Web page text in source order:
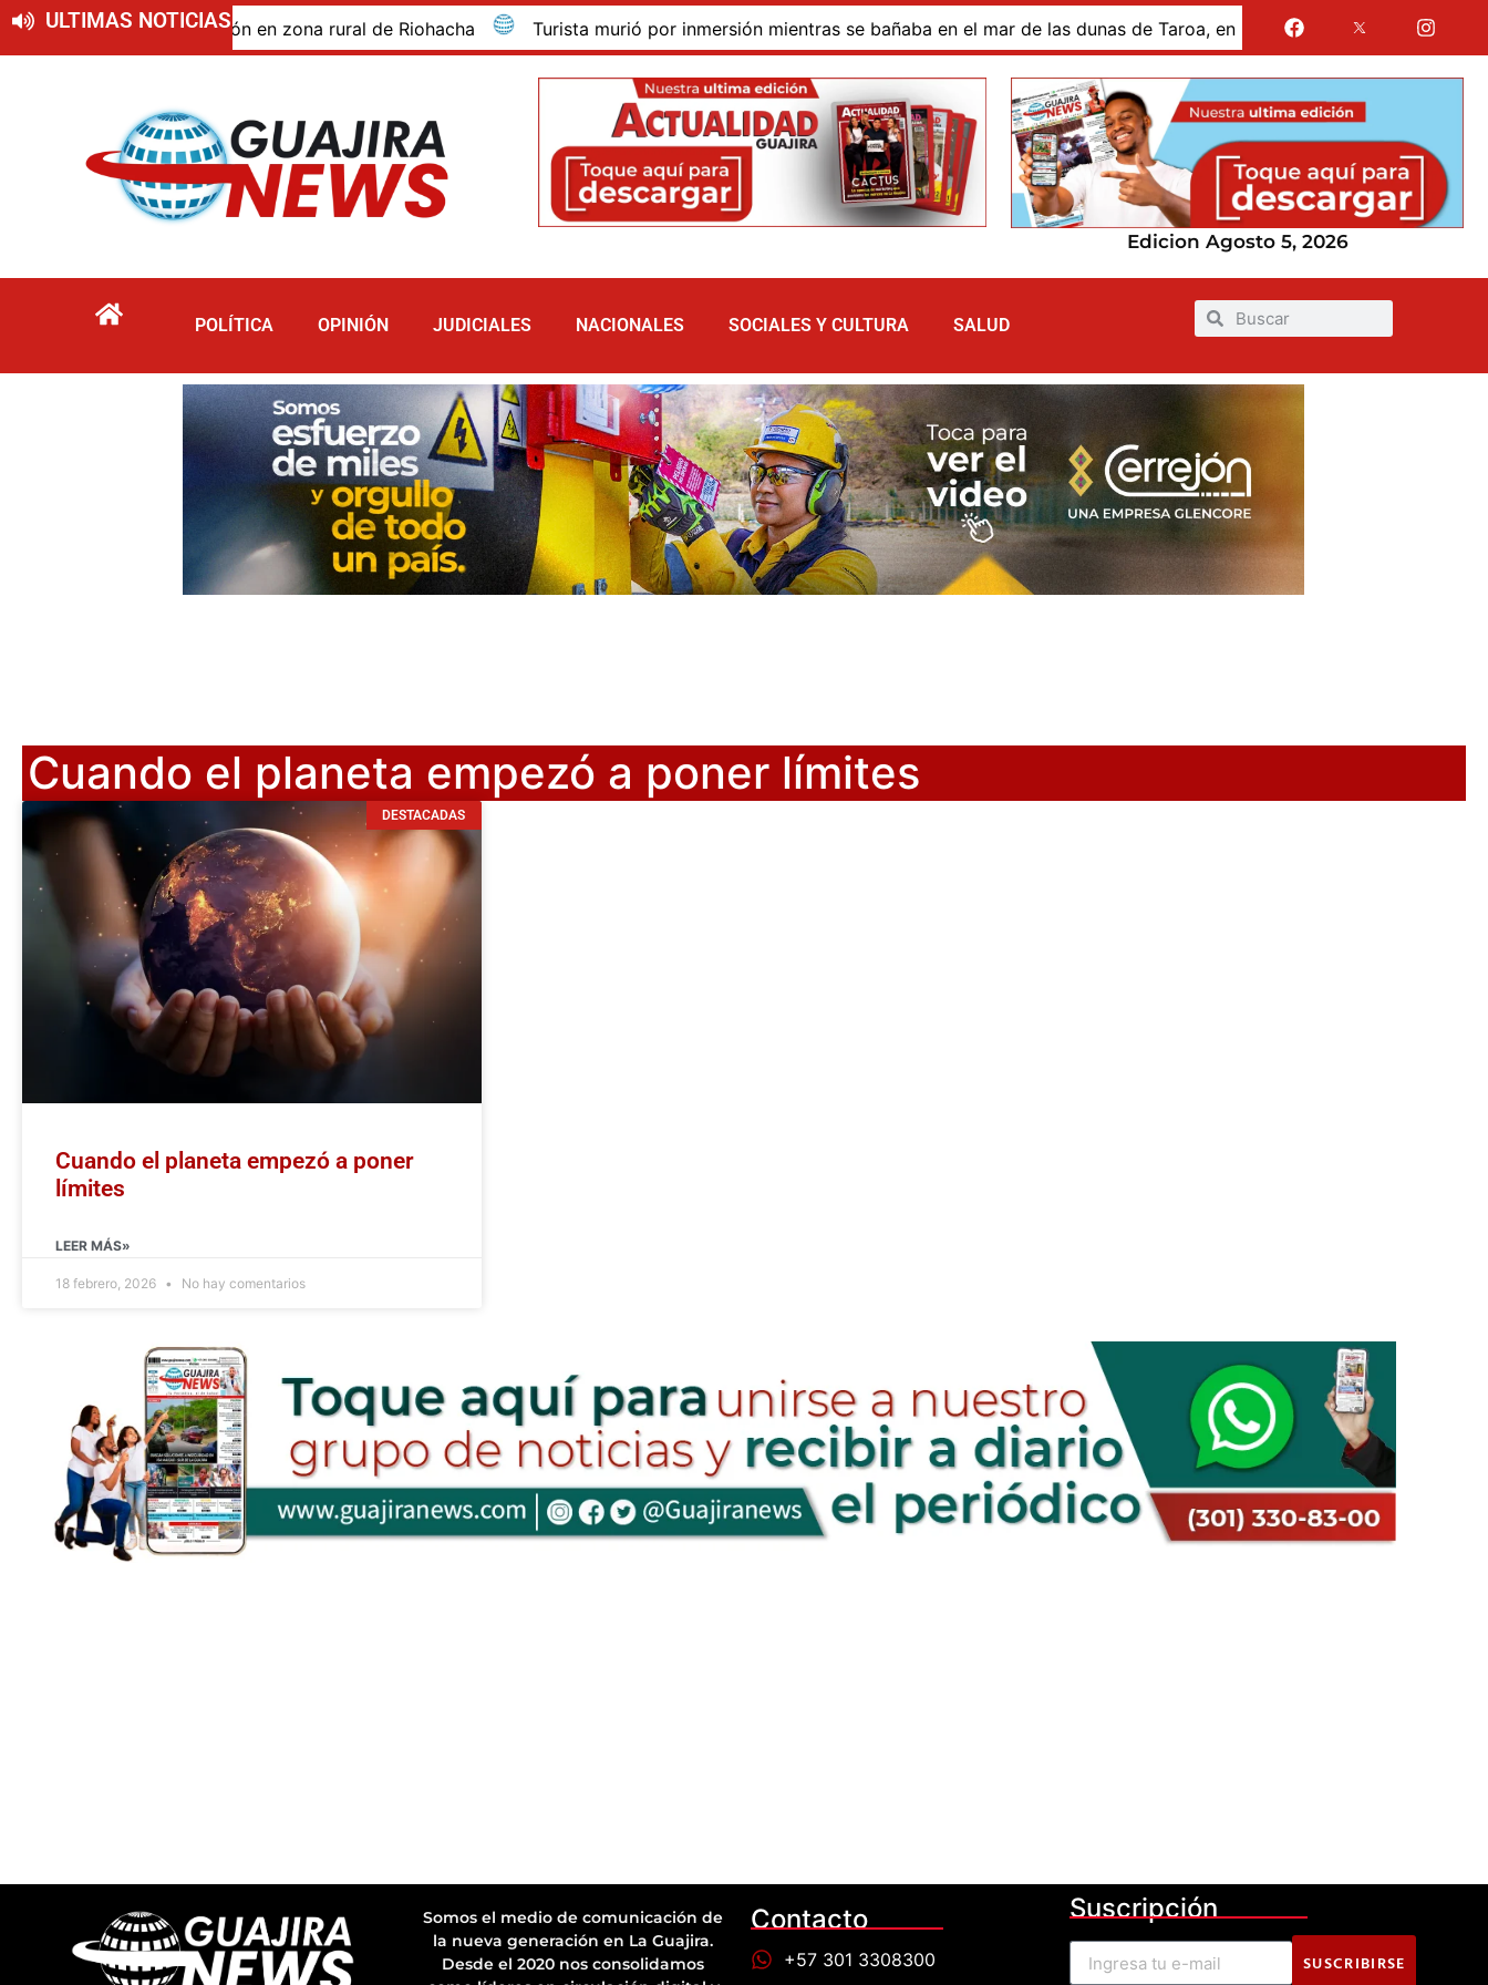
ULTIMAS NOTICIAS
de descomposición en zona rural de Riohacha Turista murió por inmersión mientras se bañaba en el mar de las dunas de Taroa, en la Alta Guajira Gases de La
Edicion Agosto 5, 2026
POLÍTICA OPINIÓN JUDICIALES NACIONALES SOCIALES Y CULTURA SALUD
Cuando el planeta empezó a poner límites
DESTACADAS
Cuando el planeta empezó a poner
límites
LEER MÁS»
18 febrero, 2026 No hay comentarios
Somos el medio de comunicación de
la nueva generación en La Guajira.
Desde el 2020 nos consolidamos
Contacto
+57 301 3308300
Suscripción
SUSCRIBIRSE